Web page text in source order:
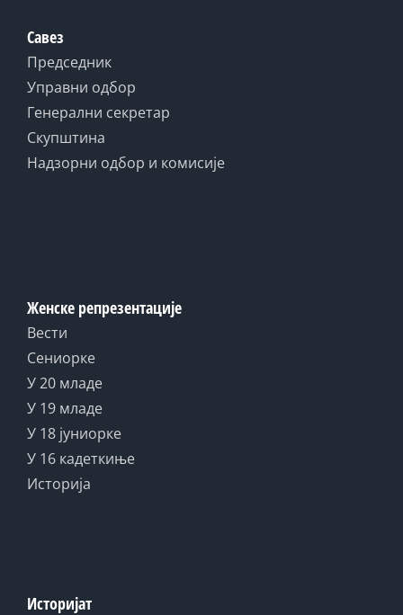
Савез
Председник
Управни одбор
Генерални секретар
Скупштина
Надзорни одбор и комисије
Женске репрезентације
Вести
Сениорке
У 20 младе
У 19 младе
У 18 јуниорке
У 16 кадеткиње
Историја
Историјат